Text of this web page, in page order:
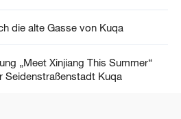
die alte Gasse von Kuqa
„Meet Xinjiang This Summer“
Seidenstraßenstadt Kuqa